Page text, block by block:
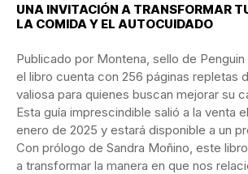
UNA INVITACIÓN A TRANSFORMAR
LA COMIDA Y EL AUTOCUIDADO
Publicado por Montena, sello de
el libro cuenta con 256 páginas repletas
valiosa para quienes buscan mejorar su
Esta guía imprescindible salió a la venta
enero de 2025 y estará disponible a un
Con prólogo de Sandra Moñino, este
a transformar la manera en que nos